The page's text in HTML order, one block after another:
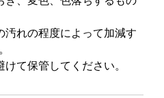
汚れの程度によって加減す
て保管してください。